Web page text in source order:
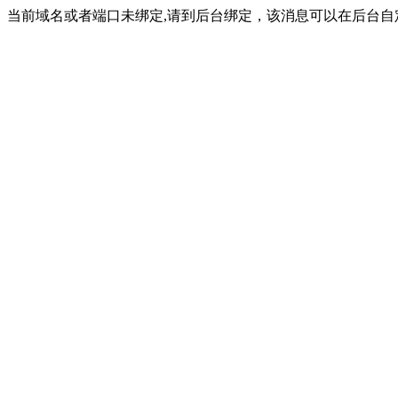
当前域名或者端口未绑定,请到后台绑定，该消息可以在后台自